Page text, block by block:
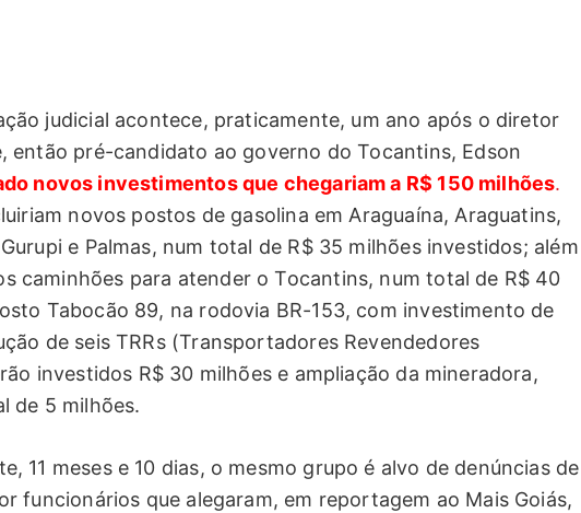
judicial acontece, praticamente, um ano após o diretor
então pré-candidato ao governo do Tocantins, Edson
novos investimentos que chegariam a R$ 150 milhões.
novos postos de gasolina em Araguaína, Araguatins,
e Palmas, num total de R$ 35 milhões investidos; além
caminhões para atender o Tocantins, num total de R$ 40
Tabocão 89, na rodovia BR-153, com investimento de
de seis TRRs (Transportadores Revendedores
investidos R$ 30 milhões e ampliação da mineradora,
de 5 milhões.
11 meses e 10 dias, o mesmo grupo é alvo de denúncias de
funcionários que alegaram, em reportagem ao Mais Goiás,